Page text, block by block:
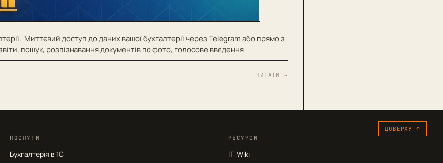
Миттєвий доступ до даних вашої бухгалтерії через Telegram або прямо з
пошук, розпізнавання документів по фото, голосове введення
ЧИТАТИ →
ПОСЛУГИ
Бухгалтерія в 1С
РЕСУРСИ
IT-Wiki
ДОВЕРХУ ↑